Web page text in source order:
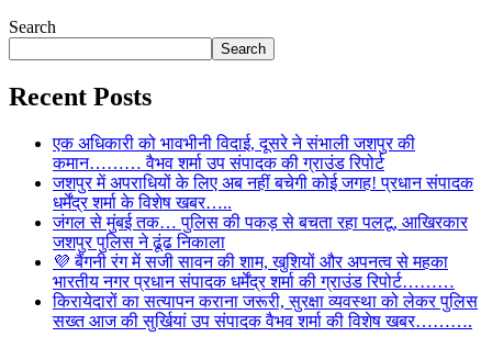
Search
Search
Recent Posts
एक अधिकारी को भावभीनी विदाई, दूसरे ने संभाली जशपुर की
कमान……… वैभव शर्मा उप संपादक की ग्राउंड रिपोर्ट
जशपुर में अपराधियों के लिए अब नहीं बचेगी कोई जगह! प्रधान संपादक
धर्मेंद्र शर्मा के विशेष खबर…..
जंगल से मुंबई तक… पुलिस की पकड़ से बचता रहा पलटू, आखिरकार
जशपुर पुलिस ने ढूंढ निकाला
💜 बैंगनी रंग में सजी सावन की शाम, खुशियों और अपनत्व से महका
भारतीय नगर प्रधान संपादक धर्मेंद्र शर्मा की ग्राउंड रिपोर्ट………
किरायेदारों का सत्यापन कराना जरूरी, सुरक्षा व्यवस्था को लेकर पुलिस
सख्त आज की सुर्खियां उप संपादक वैभव शर्मा की विशेष खबर……….